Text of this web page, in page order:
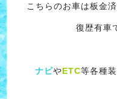
こちらのお車は板金
復歴有車
ナビやETC等各種